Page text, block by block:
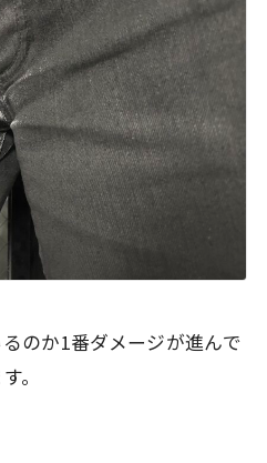
のか1番ダメージが進んで
。